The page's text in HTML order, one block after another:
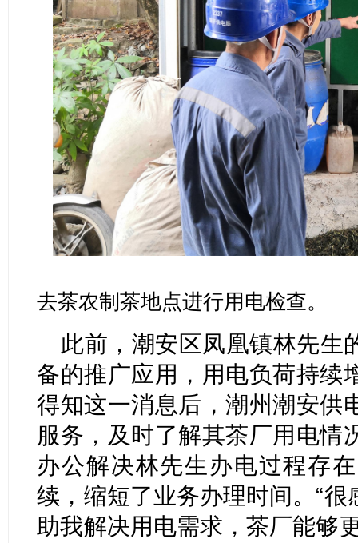
去茶农制茶地点进行用电检查。
此前，潮安区凤凰镇林先生
备的推广应用，用电负荷持续
得知这一消息后，潮州潮安供
服务，及时了解其茶厂用电情
办公解决林先生办电过程存
续，缩短了业务办理时间。“
助我解决用电需求，茶厂能够